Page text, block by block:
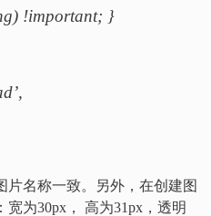
!important; }
名称一致。另外，在创建图
为30px， 高为31px，透明